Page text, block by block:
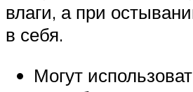
влаги, а при
в себя.
Могут